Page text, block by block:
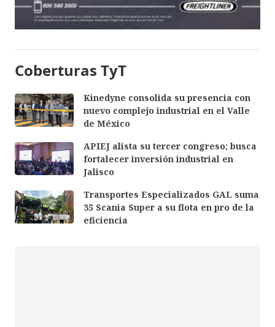
Coberturas TyT
Kinedyne consolida su presencia con
nuevo complejo industrial en el Valle
de México
APIEJ alista su tercer congreso; busca
fortalecer inversión industrial en
Jalisco
Transportes Especializados GAL suma
35 Scania Super a su flota en pro de la
eficiencia